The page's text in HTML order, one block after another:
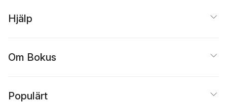
Hjälp
Om Bokus
Populärt